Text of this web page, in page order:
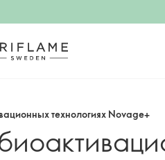
технологиях Novage+